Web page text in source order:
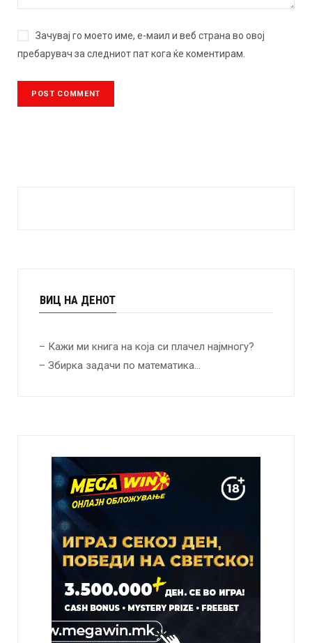
Зачувај го моето име, е-маил и веб страна во овој
пребарувач за следниот пат кога ќе коментирам.
ВИЦ НА ДЕНОТ
– Кажи ми книга на која си плачел најмногу?
– Збирка задачи по математика…